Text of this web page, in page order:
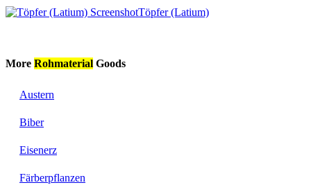
Töpfer (Latium)
More Rohmaterial Goods
Austern
Biber
Eisenerz
Färberpflanzen